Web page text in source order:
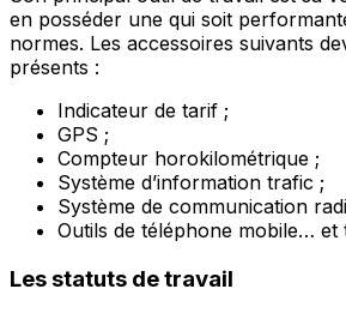
en posséder une qui soit
normes. Les accessoires suivants
présents :
Indicateur de tarif ;
GPS ;
Compteur horokilométrique ;
Système d’information trafic ;
Système de communication
Outils de téléphone mobile… et
Les statuts de travail